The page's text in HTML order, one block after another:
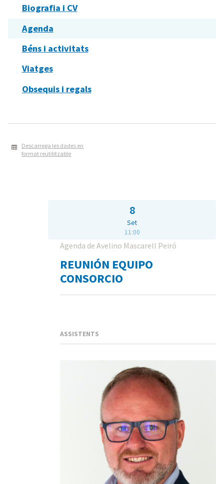
Biografia i CV
Agenda
Béns i activitats
Viatges
Obsequis i regals
Descarrega les dades en
format reutilitzable
8
Set
11:00
Agenda de Avelino Mascarell Peiró
REUNIÓN EQUIPO
CONSORCIO
ASSISTENTS